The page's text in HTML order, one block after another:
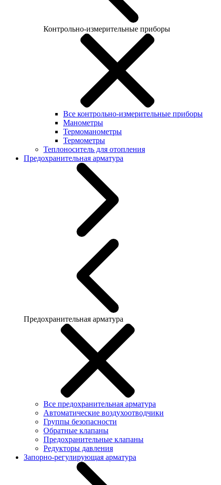
Контрольно-измерительные приборы
Все контрольно-измерительные приборы
Манометры
Термоманометры
Термометры
Теплоноситель для отопления
Предохранительная арматура
Предохранительная арматура
Все предохранительная арматура
Автоматические воздухоотводчики
Группы безопасности
Обратные клапаны
Предохранительные клапаны
Редукторы давления
Запорно-регулирующая арматура